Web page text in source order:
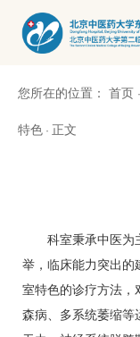
您所在的位置： 首页 ·
特色 · 正文
科室秉承中医为主
举，临床能力突出的
室特色的诊疗方法，
森病、多系统萎缩等